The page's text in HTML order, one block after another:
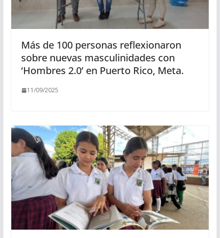
Más de 100 personas reflexionaron
sobre nuevas masculinidades con
‘Hombres 2.0’ en Puerto Rico, Meta.
11/09/2025